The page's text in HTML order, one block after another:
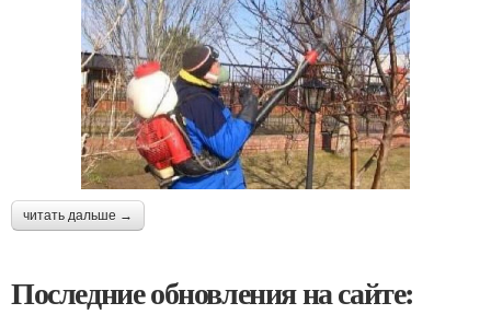
читать дальше →
Последние обновления на сайте: